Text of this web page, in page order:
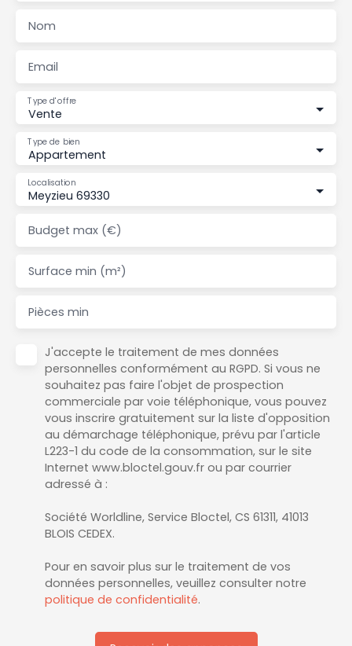
Nom
Email
Vente
Type d'offre
Appartement
Type de bien
Meyzieu 69330
Localisation
Budget max (€)
Surface min (m²)
Pièces min
J'accepte le traitement de mes données
personnelles conformément au RGPD. Si vous ne
souhaitez pas faire l'objet de prospection
commerciale par voie téléphonique, vous pouvez
vous inscrire gratuitement sur la liste d'opposition
au démarchage téléphonique, prévu par l'article
L223-1 du code de la consommation, sur le site
Internet www.bloctel.gouv.fr ou par courrier
adressé à :
Société Worldline, Service Bloctel, CS 61311, 41013
BLOIS CEDEX.
Pour en savoir plus sur le traitement de vos
données personnelles, veuillez consulter notre
politique de confidentialité.